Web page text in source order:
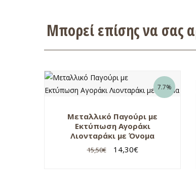
Μπορεί επίσης να σας
7.7%
Μεταλλικό Παγούρι με
Εκτύπωση Αγοράκι
Λιονταράκι με Όνομα
15,50€ 14,30€